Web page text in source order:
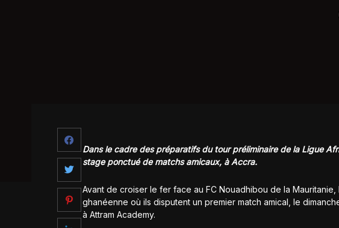
Dans le cadre des préparatifs du tour préliminaire de la Ligue
stage ponctué de matchs amicaux, à Accra.
Avant de croiser le fer face au FC Nouadhibou de la
ghanéenne où ils disputent un premier match amical, le
à Attram Academy.